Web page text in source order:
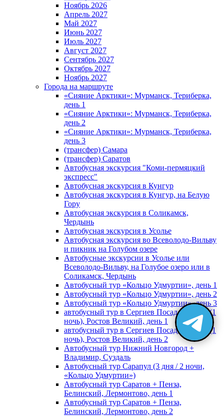
Ноябрь 2026
Апрель 2027
Май 2027
Июнь 2027
Июль 2027
Август 2027
Сентябрь 2027
Октябрь 2027
Ноябрь 2027
Города на маршруте
«Сияние Арктики»: Мурманск, Териберка,
день 1
«Сияние Арктики»: Мурманск, Териберка,
день 2
«Сияние Арктики»: Мурманск, Териберка,
день 3
(трансфер) Самара
(трансфер) Саратов
Автобусная экскурсия "Коми-пермяцкий
экспресс"
Автобусная экскурсия в Кунгур
Автобусная экскурсия в Кунгур, на Белую
Гору
Автобусная экскурсия в Соликамск,
Чердынь
Автобусная экскурсия в Усолье
Автобусная экскурсия во Всеволодо-Вильву
и пикник на Голубом озере
Автобусные экскурсии в Усолье или
Всеволодо-Вильву, на Голубое озеро или в
Соликамск, Чердынь
Автобусный тур «Кольцо Удмуртии», день 1
Автобусный тур «Кольцо Удмуртии», день 2
Автобусный тур «Кольцо Удмуртии», день 3
автобусный тур в Сергиев Посад, Москву (1
ночь), Ростов Великий, день 1
автобусный тур в Сергиев Посад, Москву (1
ночь), Ростов Великий, день 2
Автобусный тур Нижний Новгород +
Владимир, Суздаль
Автобусный тур Сарапул (3 дня / 2 ночи,
«Кольцо Удмуртии»)
Автобусный тур Саратов + Пенза,
Белинский, Лермонтово, день 1
Автобусный тур Саратов + Пенза,
Белинский, Лермонтово, день 2